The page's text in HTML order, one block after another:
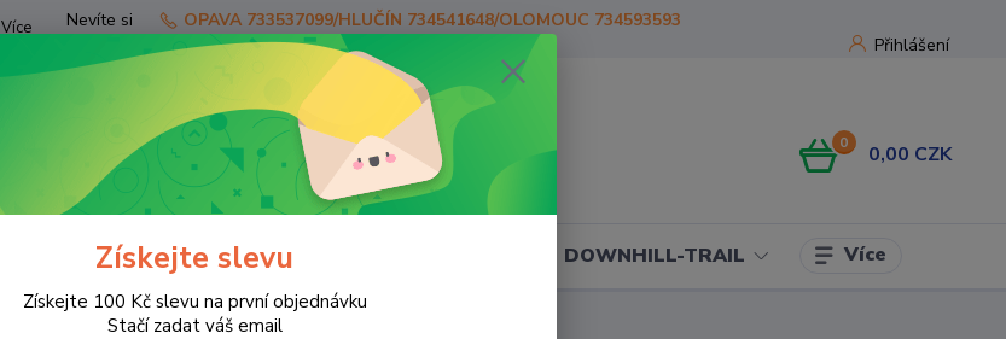
Více
Přihlášení
Hledat
Nevíte si
rady?
Zavolejte.
OPAVA 733537099/HLUČÍN 734541648/OLOMOUC 734593593
0 0,00 CZK
SKÚTRY PRO JEZDCE DOWNHILL-TRAIL Více
Získejte slevu
Získejte 100 Kč slevu na první objednávku
Stačí zadat váš email